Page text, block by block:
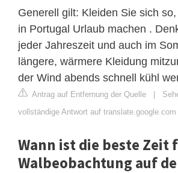
Generell gilt: Kleiden Sie sich
in Portugal Urlaub machen .
jeder Jahreszeit und auch im
längere, wärmere Kleidung
der Wind abends schnell kühl
Antrag auf Entfernung der Quelle |
vollständige Antwort auf translate.google.com
Wann ist die beste Zeit
Walbeobachtung auf